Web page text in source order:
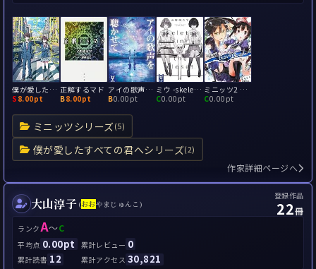
ミニッツシリーズ(5)
僕が愛したすべての君へシリーズ(2)
僕が愛したすべての君へ/君を愛したひとりの僕へ
S 8.00pt
正解するマド
B8.00pt
アイの歌声を聴かせて
B0.00pt
ミウ -skeleton in the closet-
C0.00pt
ミニッツ2 ～神の幸運、天使の不運～
C0.00pt
作家詳細ページへ
大山淳子 (おおやまじゅんこ)
登録作品
22冊
ランクA～C
平均点 0.00pt 累計レビュー 0
累計読書 12 累計アクセス 30,821